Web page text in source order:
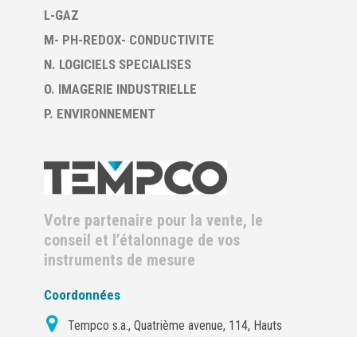
L-GAZ
M- PH-REDOX- CONDUCTIVITE
N. LOGICIELS SPECIALISES
O. IMAGERIE INDUSTRIELLE
P. ENVIRONNEMENT
Votre partenaire pour la vente, le
conseil et l’étalonnage de vos
instruments de mesure
Coordonnées
Tempco s.a., Quatrième avenue, 114, Hauts